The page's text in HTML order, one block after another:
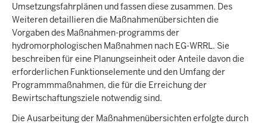
Umsetzungsfahrplänen und fassen diese zusammen. Des
Weiteren detaillieren die Maßnahmenübersichten die
Vorgaben des Maßnahmen-programms der
hydromorphologischen Maßnahmen nach EG-WRRL. Sie
beschreiben für eine Planungseinheit oder Anteile davon die
erforderlichen Funktionselemente und den Umfang der
Programmmaßnahmen, die für die Erreichung der
Bewirtschaftungsziele notwendig sind.
Die Ausarbeitung der Maßnahmenübersichten erfolgte durch